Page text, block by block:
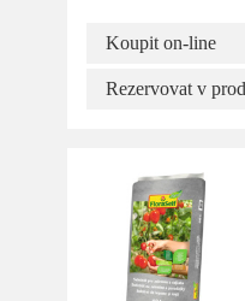
Koupit on-line
Rezervovat v